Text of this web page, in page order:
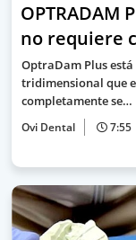
OPTRADAM
no requiere
OptraDam Plus
tridimensional que
completamente se…
Ovi Dental 7:55